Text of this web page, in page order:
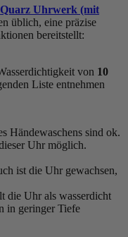
Quarz Uhrwerk (mit
üblich, eine präzise
bereitstellt:
von 10
Liste entnehmen
Händewaschens sind ok.
Uhr möglich.
ist die Uhr gewachsen,
die Uhr als wasserdicht
in geringer Tiefe